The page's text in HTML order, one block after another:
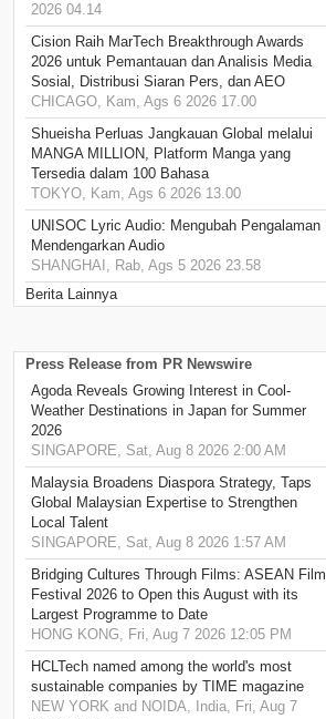
2026 04.14
Cision Raih MarTech Breakthrough Awards
2026 untuk Pemantauan dan Analisis Media
Sosial, Distribusi Siaran Pers, dan AEO
CHICAGO, Kam, Ags 6 2026 17.00
Shueisha Perluas Jangkauan Global melalui
MANGA MILLION, Platform Manga yang
Tersedia dalam 100 Bahasa
TOKYO, Kam, Ags 6 2026 13.00
UNISOC Lyric Audio: Mengubah Pengalaman
Mendengarkan Audio
SHANGHAI, Rab, Ags 5 2026 23.58
Berita Lainnya
Press Release from PR Newswire
Agoda Reveals Growing Interest in Cool-
Weather Destinations in Japan for Summer
2026
SINGAPORE, Sat, Aug 8 2026 2:00 AM
Malaysia Broadens Diaspora Strategy, Taps
Global Malaysian Expertise to Strengthen
Local Talent
SINGAPORE, Sat, Aug 8 2026 1:57 AM
Bridging Cultures Through Films: ASEAN Film
Festival 2026 to Open this August with its
Largest Programme to Date
HONG KONG, Fri, Aug 7 2026 12:05 PM
HCLTech named among the world's most
sustainable companies by TIME magazine
NEW YORK and NOIDA, India, Fri, Aug 7